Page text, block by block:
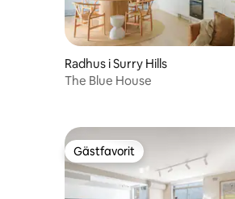
Radhus i Surry Hills
The Blue House
Gästfavorit
Gästfavorit